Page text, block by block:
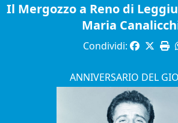
Il Mergozzo a Reno di
Maria
Condividi:
ANNIVERSARIO DEL